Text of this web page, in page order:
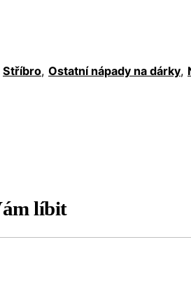
Stříbro, Ostatní nápady na dárky,
líbit